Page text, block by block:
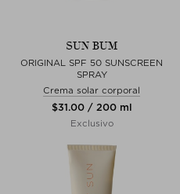
SUN BUM
ORIGINAL SPF 50 SUNSCREEN
SPRAY
Crema solar corporal
$‌31.00 / 200 ml
Exclusivo